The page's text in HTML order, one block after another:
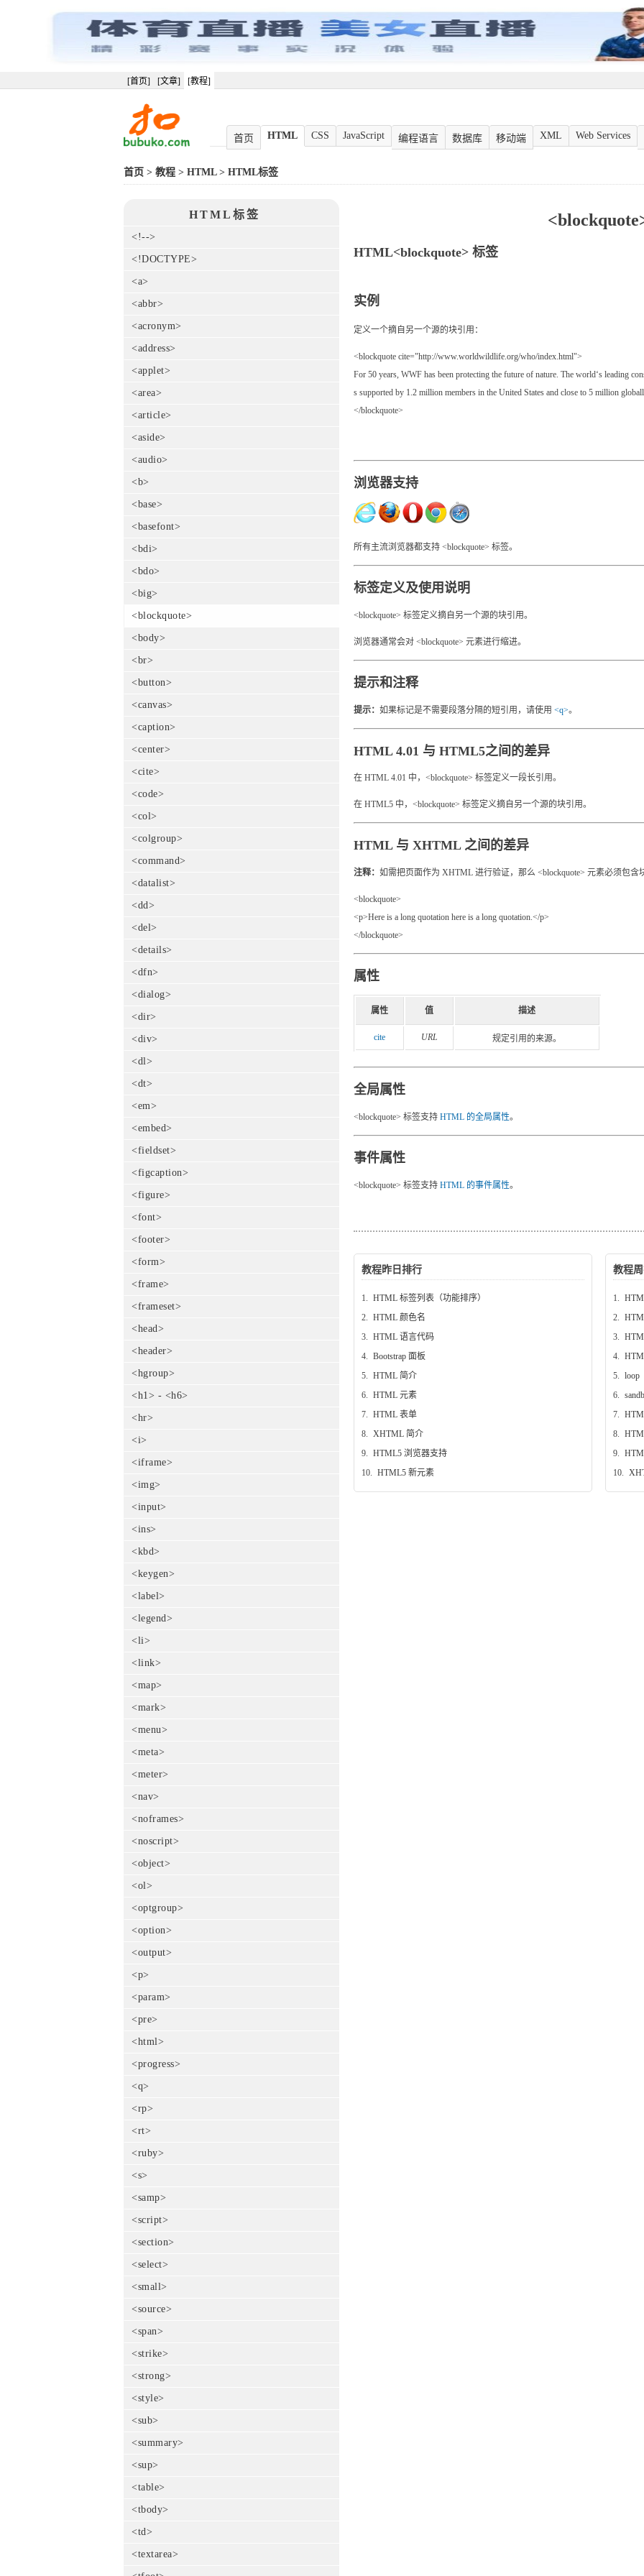
[首页] [文章] [教程]
首页 HTML CSS JavaScript 编程语言 数据库 移动端 XML Web Services
首页 > 教程 > HTML> HTML标签
HTML标签
<!-->
<!DOCTYPE>
<a>
<abbr>
<acronym>
<address>
<applet>
<area>
<article>
<aside>
<audio>
<b>
<base>
<basefont>
<bdi>
<bdo>
<big>
<blockquote>
<body>
<br>
<button>
<canvas>
<caption>
<center>
<cite>
<code>
<col>
<colgroup>
<command>
<datalist>
<dd>
<del>
<details>
<dfn>
<dialog>
<dir>
<div>
<dl>
<dt>
<em>
<embed>
<fieldset>
<figcaption>
<figure>
<font>
<footer>
<form>
<frame>
<frameset>
<head>
<header>
<hgroup>
<h1> - <h6>
<hr>
<i>
<iframe>
<img>
<input>
<ins>
<kbd>
<keygen>
<label>
<legend>
<li>
<link>
<map>
<mark>
<menu>
<meta>
<meter>
<nav>
<noframes>
<noscript>
<object>
<ol>
<optgroup>
<option>
<output>
<p>
<param>
<pre>
<html>
<progress>
<q>
<rp>
<rt>
<ruby>
<s>
<samp>
<script>
<section>
<select>
<small>
<source>
<span>
<strike>
<strong>
<style>
<sub>
<summary>
<sup>
<table>
<tbody>
<td>
<textarea>
HTML<blockquote> 标签
实例
定义一个摘自另一个源的块引用：
<blockquote cite="http://www.worldwildlife.org/who/index.html">
For 50 years, WWF has been protecting the future of nature. The world‘s leading
s supported by 1.2 million members in the United States and close to 5 million
</blockquote>
浏览器支持
所有主流浏览器都支持 <blockquote> 标签。
标签定义及使用说明
<blockquote> 标签定义摘自另一个源的块引用。
浏览器通常会对 <blockquote> 元素进行缩进。
提示和注释
提示： 如果标记是不需要段落分隔的短引用，请使用 <q>。
HTML 4.01 与 HTML5之间的差异
在 HTML 4.01 中，<blockquote> 标签定义一段长引用。
在 HTML5 中，<blockquote> 标签定义摘自另一个源的块引用。
HTML 与 XHTML 之间的差异
注释： 如需把页面作为 XHTML 进行验证，那么 <blockquote> 元素必须包含
<blockquote>
<p>Here is a long quotation here is a long quotation.</p>
</blockquote>
属性
属性 值 描述
cite URL 规定引用的来源。
全局属性
<blockquote> 标签支持 HTML 的全局属性。
事件属性
<blockquote> 标签支持 HTML 的事件属性。
教程昨日排行
1. HTML 标签列表（功能排序）
2. HTML 颜色名
3. HTML 语言代码
4. Bootstrap 面板
5. HTML 简介
6. HTML 元素
7. HTML 表单
8. XHTML 简介
9. HTML5 浏览器支持
10. HTML5 新元素
教程
1.
2.
3.
4.
5. loop
6.
7.
8.
9.
10.